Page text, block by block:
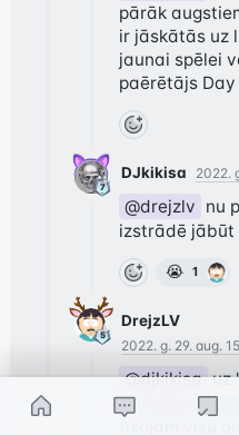
pārāk
ir jāskātās uz
jaunai spēlei
paērētājs Day
DJkikisa 2022.
@drejzlv nu
izstrādē jābūt
😭 1
DrejzLV
2022. g. 29. aug.
@djkikisa uz
- izlaižam